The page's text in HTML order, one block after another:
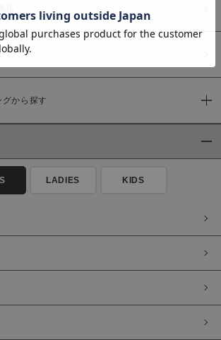
品
格
から探す
LADIES KIDS